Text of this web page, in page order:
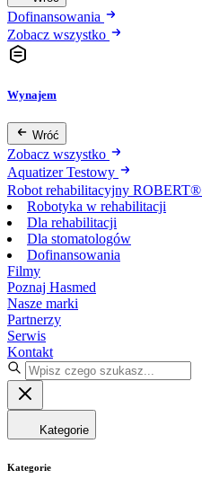
Dofinansowania
Zobacz wszystko
Wynajem
Wróć
Zobacz wszystko
Aquatizer Testowy
Robot rehabilitacyjny ROBERT®
Robotyka w rehabilitacji
Dla rehabilitacji
Dla stomatologów
Dofinansowania
Filmy
Poznaj Hasmed
Nasze marki
Partnerzy
Serwis
Kontakt
Kategorie
Kategorie